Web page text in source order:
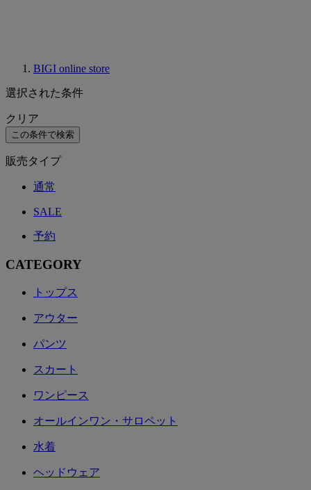
BIGI online store
選択された条件
クリア
この条件で検索
販売タイプ
通常
SALE
予約
CATEGORY
トップス
アウター
パンツ
スカート
ワンピース
オールインワン・サロペット
水着
ヘッドウェア